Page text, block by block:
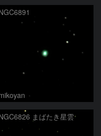
まばたき星雲